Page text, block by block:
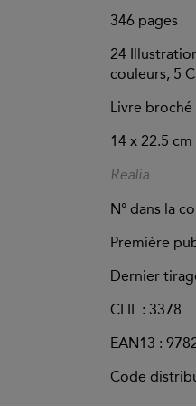
346 pages
24
couleurs, 5
Livre broché
14 x 22.5 cm
Realia
N° dans la
Première
Dernier
CLIL : 3378
EAN13 :
Code